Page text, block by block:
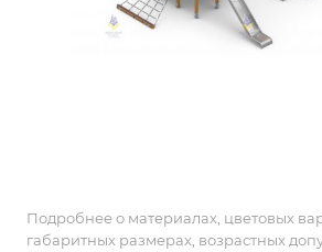
Подробнее о материалах, цветовых
габаритных размерах, возрастных